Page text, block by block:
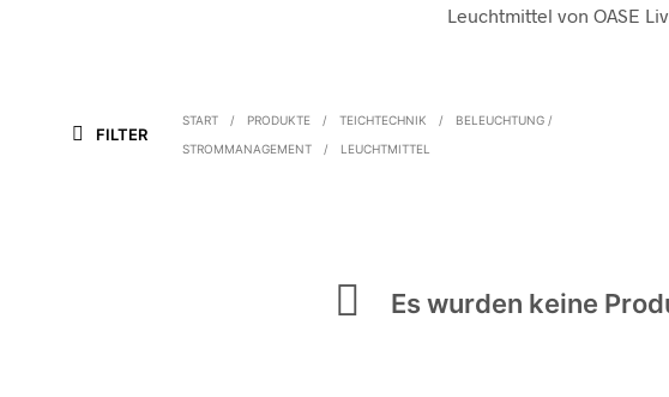
Leuchtmittel von OASE
FILTER
START / PRODUKTE / TEICHTECHNIK /
BELEUCHTUNG /
STROMMANAGEMENT
/ LEUCHTMITTEL
Es wurden keine